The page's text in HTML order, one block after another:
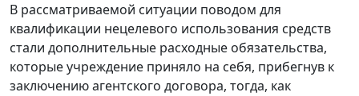
В рассматриваемой ситуации поводом для
квалификации нецелевого использования средств
стали дополнительные расходные обязательства,
которые учреждение приняло на себя, прибегнув к
заключению агентского договора, тогда, как